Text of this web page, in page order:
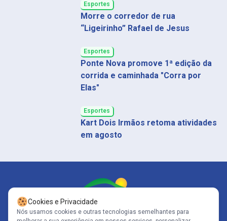
Esportes
Morre o corredor de rua
“Ligeirinho” Rafael de Jesus
Esportes
Ponte Nova promove 1ª edição da
corrida e caminhada "Corra por
Elas"
Esportes
Kart Dois Irmãos retoma atividades
em agosto
Cookies e Privacidade
Nós usamos cookies e outras tecnologias semelhantes para